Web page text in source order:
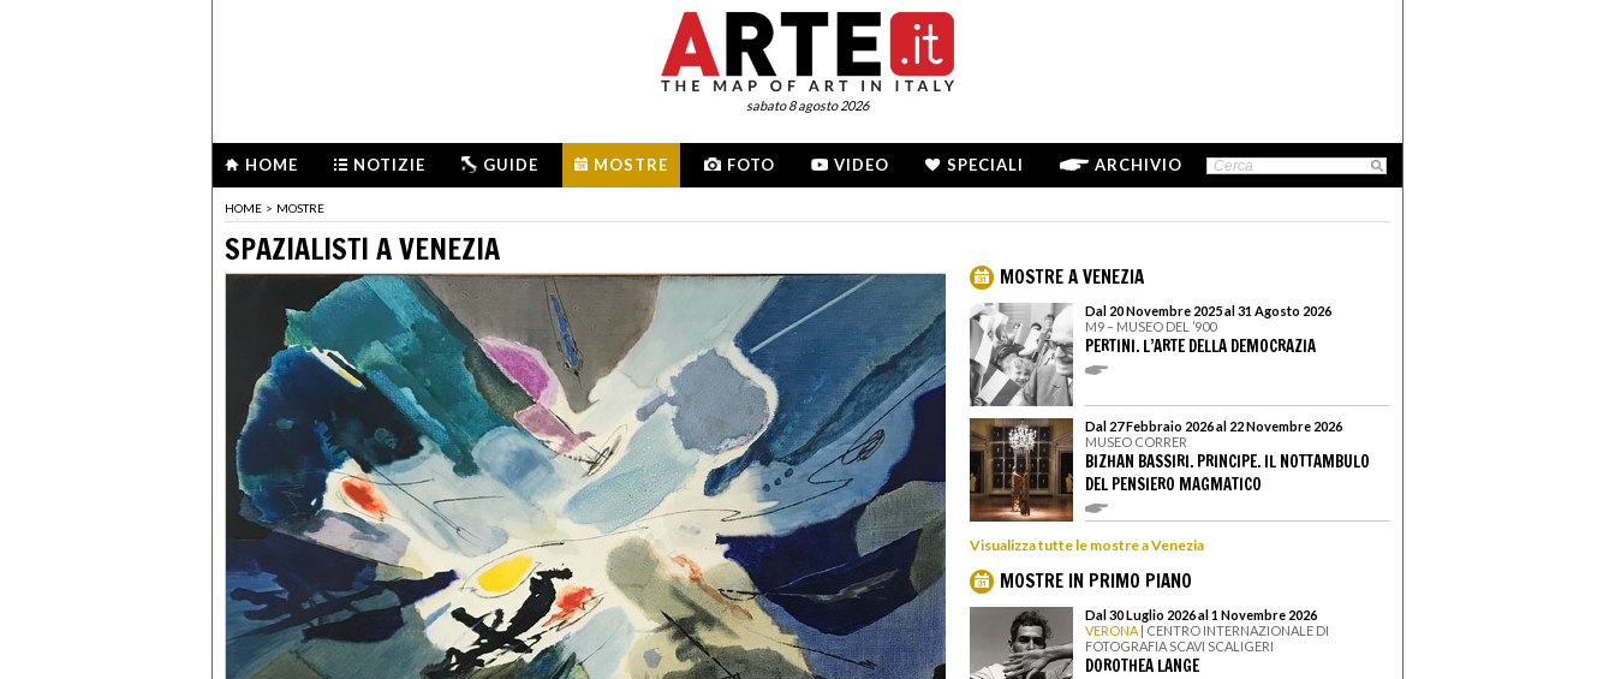
sabato 8 agosto 2026
HOME NOTIZIE GUIDE MOSTRE FOTO VIDEO SPECIALI ARCHIVIO
HOME > MOSTRE
SPAZIALISTI A VENEZIA
MOSTRE A VENEZIA
Dal 20 Novembre 2025 al 31 Agosto 2026
M9 – MUSEO DEL ’900
PERTINI. L’ARTE DELLA DEMOCRAZIA
Dal 27 Febbraio 2026 al 22 Novembre 2026
MUSEO CORRER
BIZHAN BASSIRI. PRINCIPE. IL NOTTAMBULO
DEL PENSIERO MAGMATICO
Visualizza tutte le mostre a Venezia
MOSTRE IN PRIMO PIANO
Dal 30 Luglio 2026 al 1 Novembre 2026
VERONA | CENTRO INTERNAZIONALE DI
FOTOGRAFIA SCAVI SCALIGERI
DOROTHEA LANGE